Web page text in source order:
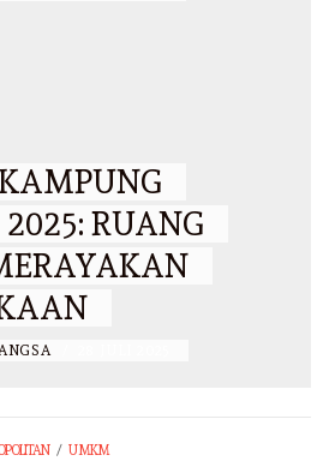
RUANG
/ UMKM